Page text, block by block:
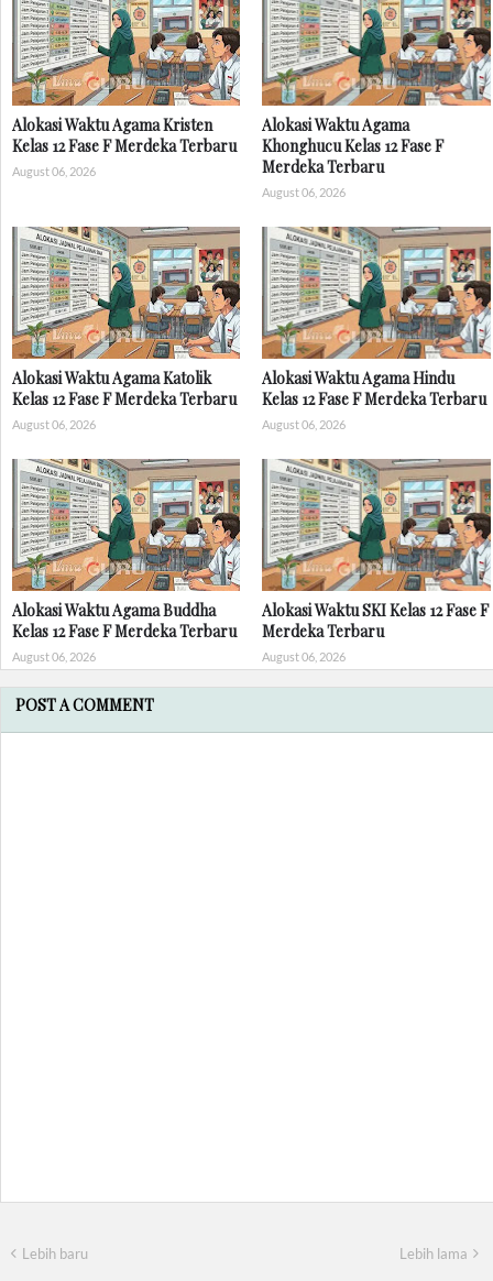
Alokasi Waktu Agama Kristen
Kelas 12 Fase F Merdeka Terbaru
August 06, 2026
Alokasi Waktu Agama
Khonghucu Kelas 12 Fase F
Merdeka Terbaru
August 06, 2026
Alokasi Waktu Agama Katolik
Kelas 12 Fase F Merdeka Terbaru
August 06, 2026
Alokasi Waktu Agama Hindu
Kelas 12 Fase F Merdeka Terbaru
August 06, 2026
Alokasi Waktu Agama Buddha
Kelas 12 Fase F Merdeka Terbaru
August 06, 2026
Alokasi Waktu SKI Kelas 12 Fase F
Merdeka Terbaru
August 06, 2026
POST A COMMENT
Lebih baru Lebih lama